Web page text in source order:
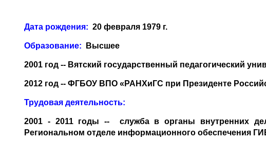
Дата рождения: 20 февраля 1979 г.
Образование: Высшее
2001 год -- Вятский государственный педагогический
2012 год -- ФГБОУ ВПО «РАНХиГС при Президенте
Трудовая деятельность:
2001 - 2011 годы -- служба в органы внутренних
Региональном отделе информационного обеспечения